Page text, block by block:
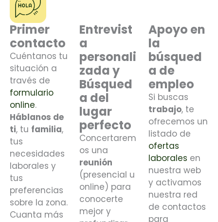
Primer
contacto
Cuéntanos tu
situación a
través de
formulario
online.
Háblanos de
ti, tu familia,
tus
necesidades
laborales y
tus
preferencias
sobre la zona.
Cuanta más
Entrevist
a
personali
zada y
Búsqued
a del
lugar
perfecto
Concertarem
os una
reunión
(presencial u
online) para
conocerte
mejor y
Apoyo en
la
búsqued
a de
empleo
Si buscas
trabajo, te
ofrecemos un
listado de
ofertas
laborales en
nuestra web
y activamos
nuestra red
de contactos
para